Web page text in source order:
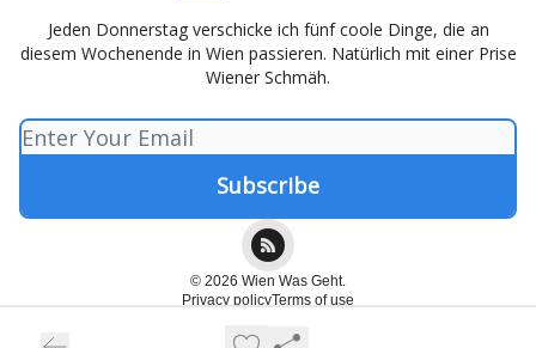
Jeden Donnerstag verschicke ich fünf coole Dinge, die an
diesem Wochenende in Wien passieren. Natürlich mit einer Prise
Wiener Schmäh.
© 2026 Wien Was Geht.
Privacy policyTerms of use
Powered by beehiiv